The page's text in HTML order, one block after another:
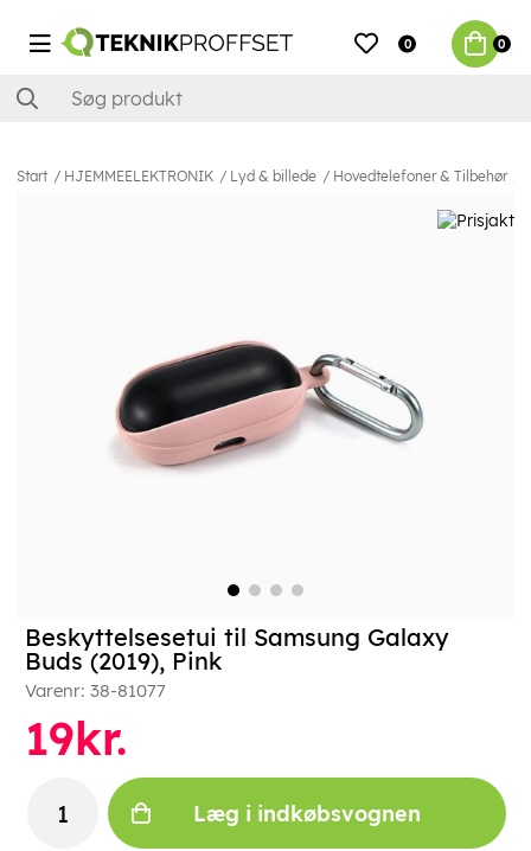
0 0
Start HJEMMEELEKTRONIK Lyd & billede Hovedtelefoner & Tilbehør
Beskyttelsesetui til Samsung Galaxy
Buds (2019), Pink
Varenr: 38-81077
19kr.
Læg i indkøbsvognen